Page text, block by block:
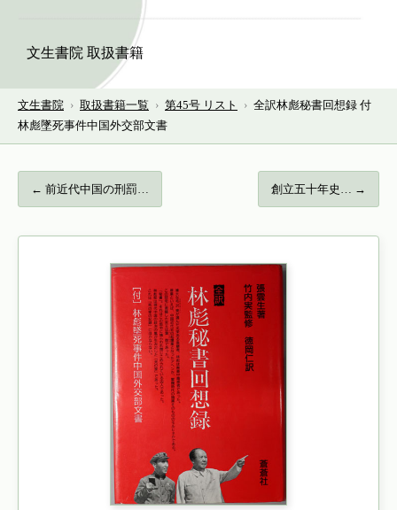
文生書院 取扱書籍
文生書院 › 取扱書籍一覧 › 第45号 リスト › 全訳林彪秘書回想録 付
林彪墜死事件中国外交部文書
← 前近代中国の刑罰… 創立五十年史… →